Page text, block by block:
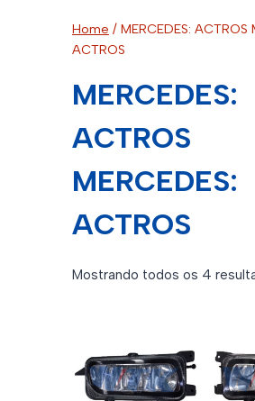
Home / MERCEDES: ACTROS
ACTROS
MERCEDES:
ACTROS
MERCEDES:
ACTROS
Mostrando todos os 4